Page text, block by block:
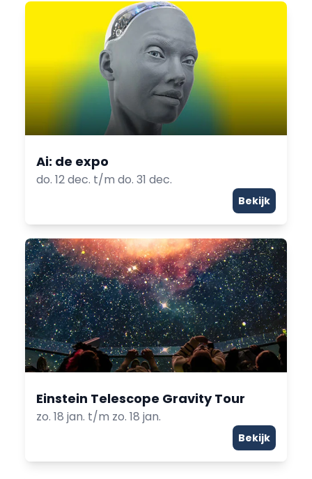
Ai: de expo
do. 12 dec. t/m do. 31 dec.
Bekijk
Einstein Telescope Gravity Tour
zo. 18 jan. t/m zo. 18 jan.
Bekijk